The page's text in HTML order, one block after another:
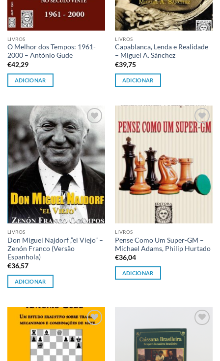
LIVROS
O Melhor dos Tempos: 1961-
2000 – António Gude
€42,29
ADICIONAR
LIVROS
Capablanca, Lenda e Realidade
– Miguel A. Sánchez
€39,75
ADICIONAR
Adicionar
à lista de
desejos
LIVROS
Don Miguel Najdorf ,”el Viejo” –
Zenón Franco (Versão
Espanhola)
€36,57
ADICIONAR
Adicionar
LIVROS
Pense Como Um Super-GM –
Michael Adams, Philip Hurtado
€36,04
ADICIONAR
Adicionar
à lista de
desejos
Adicionar
à lista de